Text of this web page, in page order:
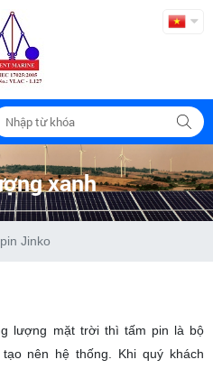
xanh
Jinko
lượng mặt trời thì tấm pin là bộ
nên hệ thống. Khi quý khách